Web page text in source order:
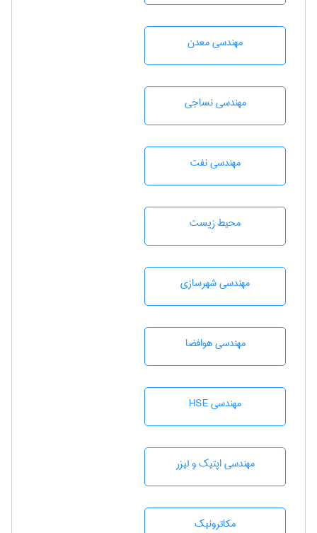
مهندسی معدن
مهندسي نساجی
مهندسی نفت
محيط زيست
مهندسی شهرسازی
مهندسی هوافضا
مهندسی HSE
مهندسی اپتیک و لیزر
مکاترونیک